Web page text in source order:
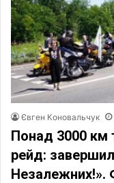
Євген Коновальчук
Понад 3000 км
рейд:
Незалежних!».